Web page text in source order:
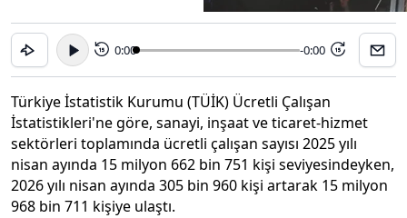
15 0:00 -0:00 15
Türkiye İstatistik Kurumu (TÜİK) Ücretli Çalışan
İstatistikleri'ne göre, sanayi, inşaat ve ticaret-hizmet
sektörleri toplamında ücretli çalışan sayısı 2025 yılı
nisan ayında 15 milyon 662 bin 751 kişi seviyesindeyken,
2026 yılı nisan ayında 305 bin 960 kişi artarak 15 milyon
968 bin 711 kişiye ulaştı.